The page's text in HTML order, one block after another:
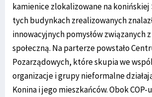
kamienice zlokalizowane na konińskiej
tych budynkach zrealizowanych
innowacyjnych pomysłów związanych
społeczną. Na parterze powstało
Pozarządowych, które skupia we
organizacje i grupy nieformalne
Konina i jego mieszkańców. Obok